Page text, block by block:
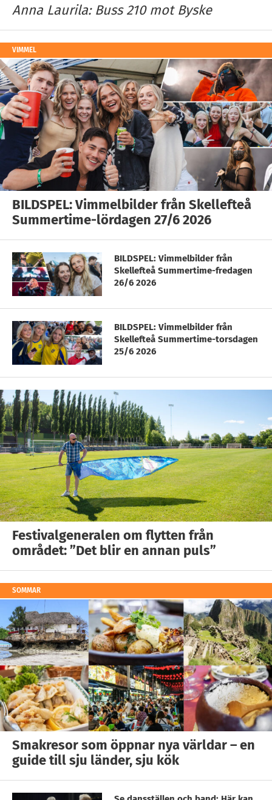
Anna Laurila: Buss 210 mot Byske
VIMMEL
BILDSPEL: Vimmelbilder från Skellefteå
Summertime-lördagen 27/6 2026
BILDSPEL: Vimmelbilder från
Skellefteå Summertime-fredagen
26/6 2026
BILDSPEL: Vimmelbilder från
Skellefteå Summertime-torsdagen
25/6 2026
Festivalgeneralen om flytten från
området: ”Det blir en annan puls”
SOMMAR
Smakresor som öppnar nya världar – en
guide till sju länder, sju kök